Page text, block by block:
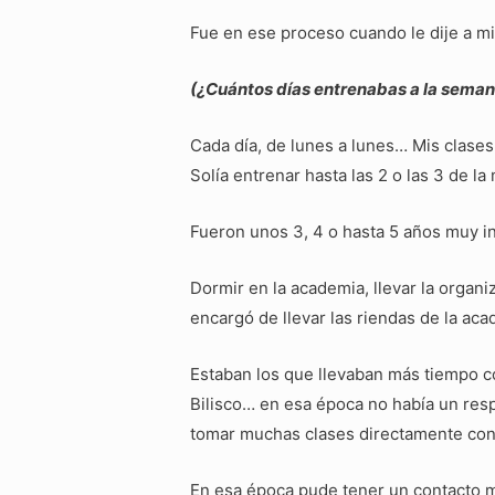
Fue en ese proceso cuando le dije a
(¿Cuántos días entrenabas a la
Cada día, de lunes a lunes… Mis
Solía entrenar hasta las 2 o las 3 de
Fueron unos 3, 4 o hasta 5 años muy
Dormir en la academia, llevar la
encargó de llevar las riendas de la
Estaban los que llevaban más tiempo
Bilisco… en esa época no había un
tomar muchas clases directamente
En esa época pude tener un contacto